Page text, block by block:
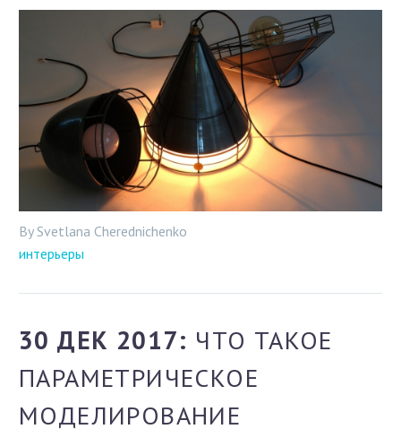
By Svetlana Cherednichenko
интерьеры
30 ДЕК 2017: ЧТО ТАКОЕ
ПАРАМЕТРИЧЕСКОЕ
МОДЕЛИРОВАНИЕ